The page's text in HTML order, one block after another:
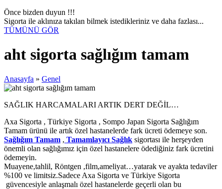
Önce bizden duyun !!!
Sigorta ile aklınıza takılan bilmek istedikleriniz ve daha fazlası...
TÜMÜNÜ GÖR
aht sigorta sağlığım tamam
Anasayfa » Genel
SAĞLIK HARCAMALARI ARTIK DERT DEĞİL…
Axa Sigorta , Türkiye Sigorta , Sompo Japan Sigorta Sağlığım
Tamam ürünü ile artık özel hastanelerde fark ücreti ödemeye son.
Sağlığım Tamam , Tamamlayıcı Sağlık sigortası ile herşeyden
önemli olan sağlığımız için özel hastanelere ödediğiniz fark ücretini
ödemeyin.
Muayene,tahlil, Röntgen ,film,ameliyat…yatarak ve ayakta tedaviler
%100 ve limitsiz.Sadece Axa Sigorta ve Türkiye Sigorta
güvencesiyle anlaşmalı özel hastanelerde geçerli olan bu